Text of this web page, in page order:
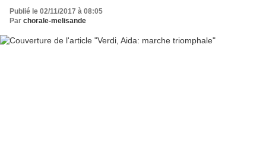
Publié le 02/11/2017 à 08:05
Par chorale-melisande